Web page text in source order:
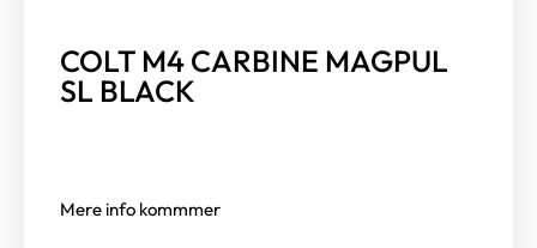
COLT M4 CARBINE MAGPUL
SL BLACK
Mere info kommmer